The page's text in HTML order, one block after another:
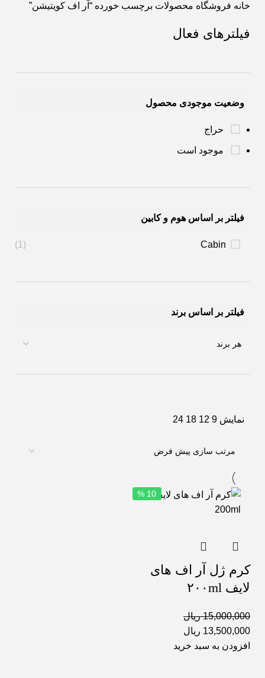
خانه فروشگاه محصولات برچسب خورده “آر اف کویتیشن”
فیلترهای فعال
وضعیت موجودی محصول
حراج
موجود است
فیلتر بر اساس هوم و کابین
Cabin
(1)
فیلتر بر اساس برند
نمایش 9
12
18
24
10 %
کرم ژل آر اف های
لایف ۲۰۰ml
15,000,000 ریال
13,500,000 ریال
افزودن به سبد خرید